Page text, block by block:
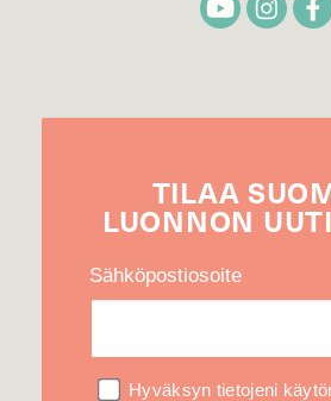
TILAA
LUONNON
Sähköpostiosoite
Hyväksyn tietojeni